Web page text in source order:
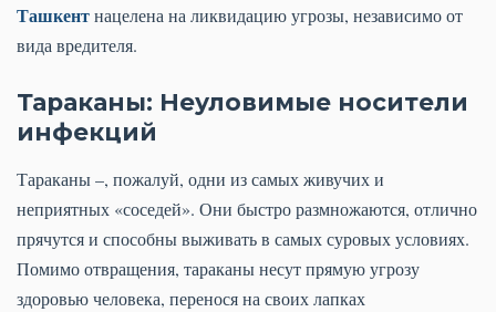
Ташкентнацелена на ликвидацию угрозы, независимо от
вида вредителя.
Тараканы: Неуловимые носители
инфекций
Тараканы –, пожалуй, одни из самых живучих и
неприятных «соседей». Они быстро размножаются, отлично
прячутся и способны выживать в самых суровых условиях.
Помимо отвращения, тараканы несут прямую угрозу
здоровью человека, перенося на своих лапках